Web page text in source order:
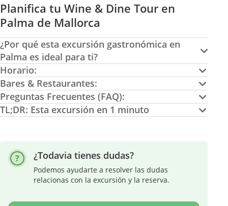
Planifica tu Wine & Dine Tour en
Palma de Mallorca
¿Por qué esta excursión gastronómica en
Palma es ideal para ti?
Horario:
Bares & Restaurantes:
Preguntas Frecuentes (FAQ):
TL;DR: Esta excursión en 1 minuto
¿Todavia tienes dudas?
Podemos ayudarte a resolver las dudas
relacionas con la excursión y la reserva.